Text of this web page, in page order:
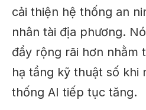
cải thiện hệ thống an
nhân tài địa phương.
đẩy rộng rãi hơn nhằm
hạ tầng kỹ thuật số khi
thống AI tiếp tục tăng.